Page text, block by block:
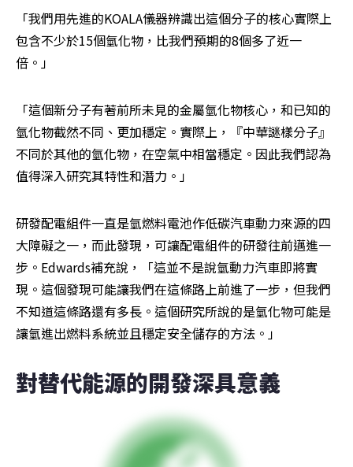
「我們用先進的KOALA儀器辨識出這個分子的核心實際上
包含不少於15個氫化物，比我們預期的8個多了近一
倍。」
「這個新分子有著前所未見的金屬氫化物核心，和已知的
氫化物截然不同、更加穩定。實際上，『中華謎樣分子』
不同於其他的氫化物，在空氣中相當穩定。因此我們認為
值得深入研究其特性和潛力。」
研發配電組件一直是氫燃料電池作低碳汽車動力來源的四
大障礙之一，而此發現，可讓配電組件的研發往前邁進一
步。Edwards補充說，「這並不是說氫動力汽車即將實
現。這個發現可能讓我們在這條路上前進了一步，但我們
不知道這條路還有多長。這個研究所說的是氫化物可能是
讓氫進出燃料系統並且穩定安全儲存的方法。」
對替代能源的開發深具意義